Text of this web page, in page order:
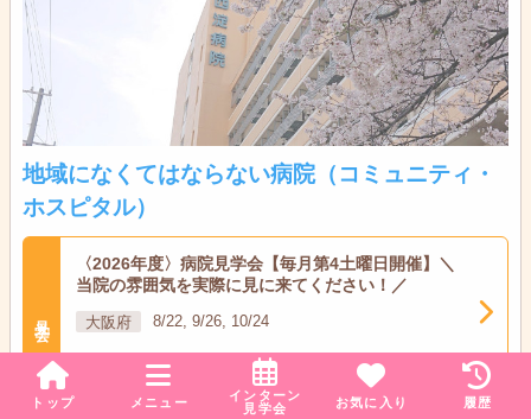
トップ メニュー
インターン
見学会
お気に入り 履歴
地域になくてはならない病院（コミュニティ・
ホスピタル）
〈2026年度〉病院見学会【毎月第4土曜日開催】＼
当院の雰囲気を実際に見に来てください！／
大阪府 8/22, 9/26, 10/24
午後開催